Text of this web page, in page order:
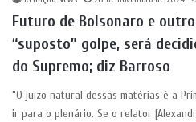
Futuro de Bolsonaro e
“suposto” golpe, será
do Supremo; diz Barroso
“O juízo natural dessas matérias é a
ir para o plenário. Se o relator